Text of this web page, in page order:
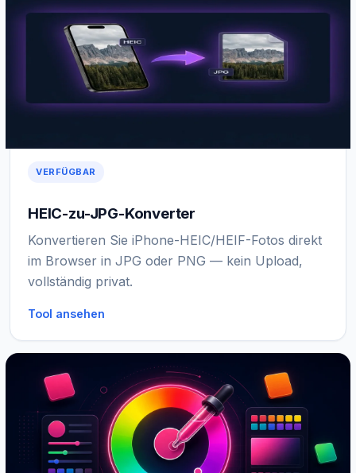
VERFÜGBAR
HEIC-zu-JPG-Konverter
Konvertieren Sie iPhone-HEIC/HEIF-Fotos direkt
im Browser in JPG oder PNG — kein Upload,
vollständig privat.
Tool ansehen